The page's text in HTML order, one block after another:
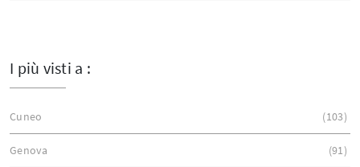
I più visti a :
Cuneo 103
Genova 91